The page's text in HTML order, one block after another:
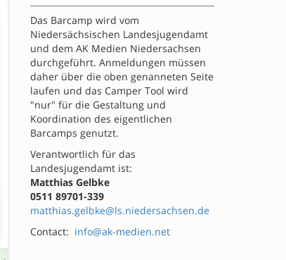
Das Barcamp wird vom
Niedersächsischen Landesjugendamt
und dem AK Medien Niedersachsen
durchgeführt. Anmeldungen müssen
daher über die oben genanneten Seite
laufen und das Camper Tool wird
"nur" für die Gestaltung und
Koordination des eigentlichen
Barcamps genutzt.
Verantwortlich für das
Landesjugendamt ist:
Matthias Gelbke
0511 89701-339
matthias.gelbke@ls.niedersachsen.de
Contact: info@ak-medien.net